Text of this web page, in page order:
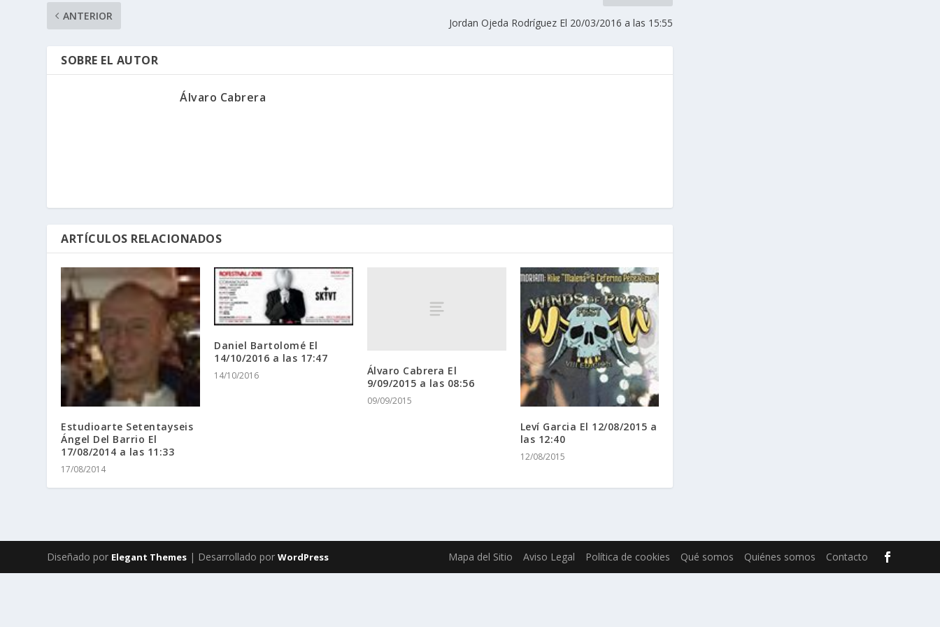
ANTERIOR
Jordan Ojeda Rodríguez El 20/03/2016 a las 15:55
SOBRE EL AUTOR
Álvaro Cabrera
ARTÍCULOS RELACIONADOS
Estudioarte Setentayseis
Ángel Del Barrio El
17/08/2014 a las 11:33
17/08/2014
Daniel Bartolomé El
14/10/2016 a las 17:47
14/10/2016
Álvaro Cabrera El
9/09/2015 a las 08:56
09/09/2015
Leví Garcia El 12/08/2015 a
las 12:40
12/08/2015
Diseñado por Elegant Themes | Desarrollado porWordPress Mapa del Sitio Aviso Legal Política de cookies Qué somos Quiénes somos Contacto